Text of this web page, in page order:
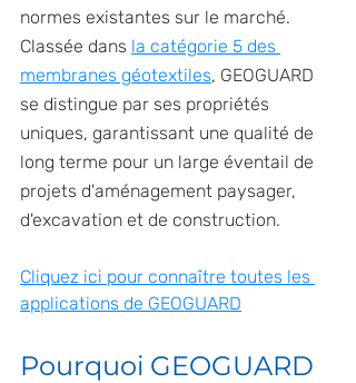
normes existantes sur le marché.
Classée dans la catégorie 5 des
membranes géotextiles, GEOGUARD
se distingue par ses propriétés
uniques, garantissant une qualité de
long terme pour un large éventail de
projets d'aménagement paysager,
d'excavation et de construction.
Cliquez ici pour connaître toutes les
applications de GEOGUARD
Pourquoi GEOGUARD